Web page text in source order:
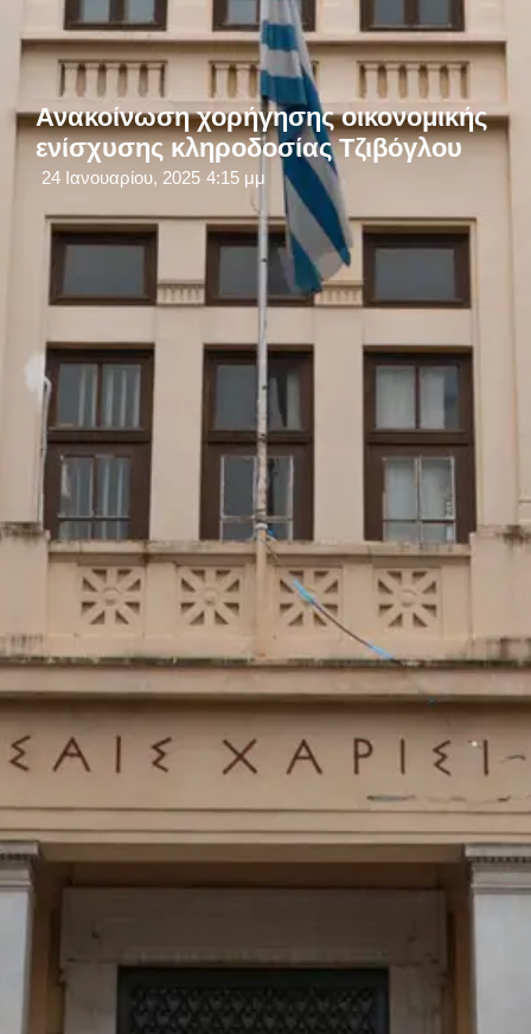
Ανακοίνωση χορήγησης οικονομικής
ενίσχυσης κληροδοσίας Τζιβόγλου
24 Ιανουαρίου, 2025 4:15 μμ